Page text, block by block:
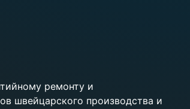
ремонту и
швейцарского производства и